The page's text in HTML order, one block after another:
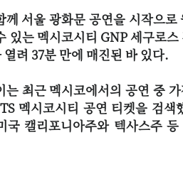
께 서울 광화문 공연을 시작으
있는 멕시코시티 GNP 세구로
려 37분 만에 매진된 바 있다.
는 최근 멕시코에서의 공연 중
멕시코시티 공연 티켓을 검색
국 캘리포니아주와 텍사스주